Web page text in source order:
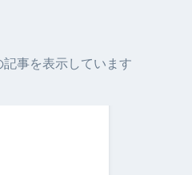
記事を表示しています